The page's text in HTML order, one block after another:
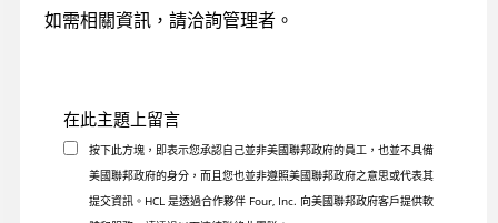
如需相關資訊，請洽詢管理者。
在此主題上留言
按下此方塊，即表示您承認自己並非美國聯邦政府的員工，也並不具備
美國聯邦政府的身分，而且您也並非遵照美國聯邦政府之意思或代表其
提交資訊。HCL 是透過合作夥伴 Four, Inc. 向美國聯邦政府客戶提供軟